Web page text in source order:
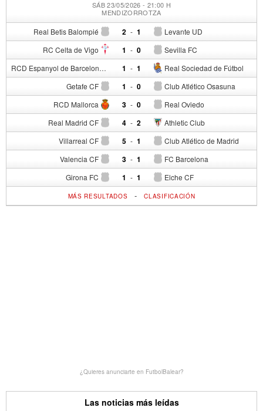
SÁB 23/05/2026 - 21:00 H
MENDIZORROTZA
Real Betis Balompié 2 - Levante UD
1
RC Celta de Vigo 1 - Sevilla FC
0
RCD Espanyol de Barcelona 1 - Real Sociedad de Fútbol
1
Getafe CF 1 - Club Atlético Osasuna
0
RCD Mallorca 3 - Real Oviedo
0
Real Madrid CF 4 - Athletic Club
2
Villarreal CF 5 - Club Atlético de Madrid
1
Valencia CF 3 - FC Barcelona
1
Girona FC 1 - Elche CF
1
MÁS RESULTADOS -CLASIFICACIÓN
¿Quieres anunciarte en FutbolBalear?
Las noticias más leídas